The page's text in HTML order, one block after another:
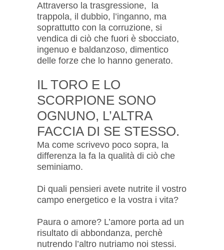
Attraverso la trasgressione, la
trappola, il dubbio, l’inganno, ma
soprattutto con la corruzione, si
vendica di ciò che fuori è sbocciato,
ingenuo e baldanzoso, dimentico
delle forze che lo hanno generato.
IL TORO E LO
SCORPIONE SONO
OGNUNO, L’ALTRA
FACCIA DI SE STESSO.
Ma come scrivevo poco sopra, la
differenza la fa la qualità di ciò che
seminiamo.
Di quali pensieri avete nutrite il vostro
campo energetico e la vostra i vita?
Paura o amore? L’amore porta ad un
risultato di abbondanza, perchè
nutrendo l’altro nutriamo noi stessi.